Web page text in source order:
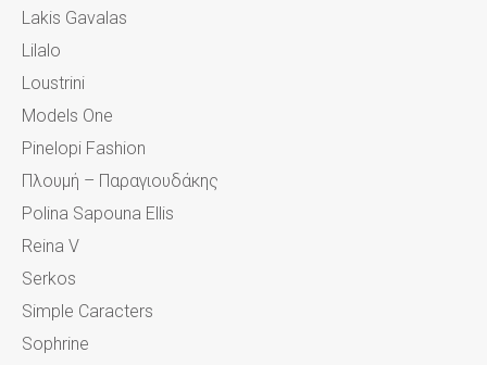
Lakis Gavalas
Lilalo
Loustrini
Models One
Pinelopi Fashion
Πλουμή – Παραγιουδάκης
Polina Sapouna Ellis
Reina V
Serkos
Simple Caracters
Sophrine